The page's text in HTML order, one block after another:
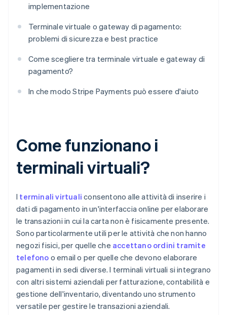
implementazione
Terminale virtuale o gateway di pagamento:
problemi di sicurezza e best practice
Come scegliere tra terminale virtuale e gateway di
pagamento?
In che modo Stripe Payments può essere d'aiuto
Come funzionano i
terminali virtuali?
I terminali virtuali consentono alle attività di inserire i
dati di pagamento in un'interfaccia online per elaborare
le transazioni in cui la carta non è fisicamente presente.
Sono particolarmente utili per le attività che non hanno
negozi fisici, per quelle che accettano ordini tramite
telefono o email o per quelle che devono elaborare
pagamenti in sedi diverse. I terminali virtuali si integrano
con altri sistemi aziendali per fatturazione, contabilità e
gestione dell'inventario, diventando uno strumento
versatile per gestire le transazioni aziendali.